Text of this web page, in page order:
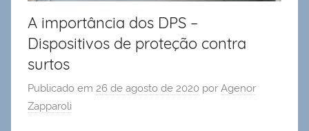
A importância dos DPS –
Dispositivos de proteção contra
surtos
Publicado em 26 de agosto de 2020 por Agenor
Zapparoli